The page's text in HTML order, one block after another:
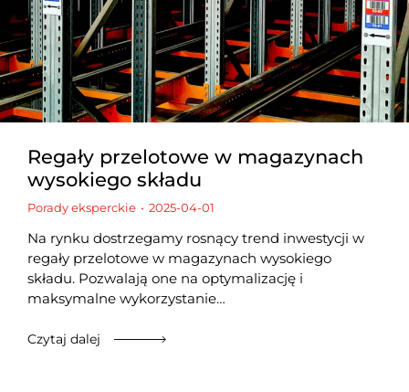
Regały przelotowe w magazynach
wysokiego składu
Porady eksperckie 2025-04-01
Na rynku dostrzegamy rosnący trend inwestycji w
regały przelotowe w magazynach wysokiego
składu. Pozwalają one na optymalizację i
maksymalne wykorzystanie…
Czytaj dalej